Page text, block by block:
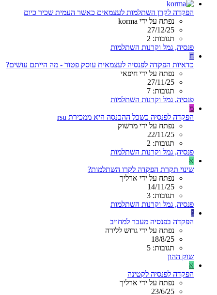
הפקדה לקרן השתלמות לעצמאים כאשר העמית שכיר כיום
נפתח על ידי korma
27/12/25
תגובות: 2
פנסיה, גמל וקרנות השתלמות
ח
כדאיות הפקדה לפנסיה לעצמאית עוסק פטור - מה הייתם עושים?
נפתח על ידי חיפאי
27/11/25
תגובות: 7
פנסיה, גמל וקרנות השתלמות
מ
הפקדה לפנסיה כשכל ההכנסה היא ממכירת rsu
נפתח על ידי מרשוק
22/11/25
תגובות: 2
פנסיה, גמל וקרנות השתלמות
א
שינוי תקרת הפקדה לקרו השתלמות?
נפתח על ידי ארליך
14/11/25
תגובות: 3
פנסיה, גמל וקרנות השתלמות
ג
הפקדה בפנסיה מעבר למחויב
נפתח על ידי גרוש ללירה
18/8/25
תגובות: 5
שוק ההון
א
הפקדה לפנסיה לקטינה
נפתח על ידי ארליך
23/6/25